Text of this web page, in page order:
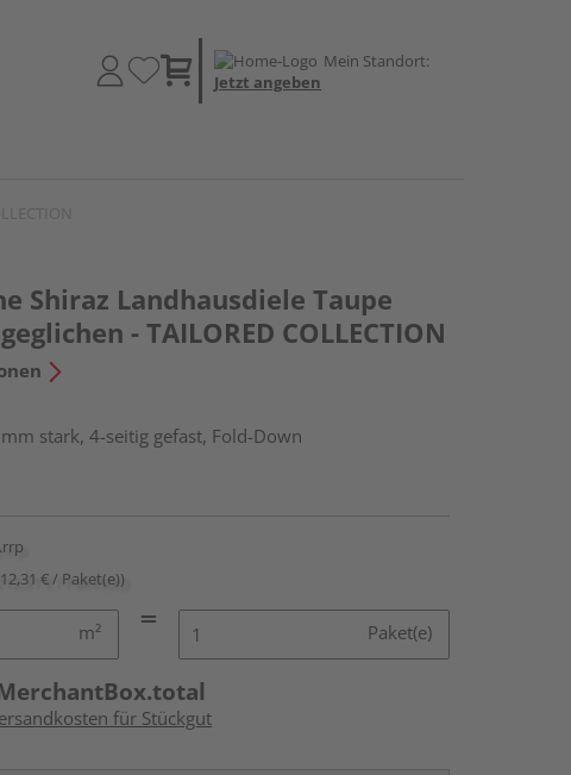
Mein Standort:
Jetzt angeben
Shiraz Landhausdiele Taupe
- TAILORED COLLECTION
stark, 4-seitig gefast, Fold-Down
€ / Paket(e))
m² Paket(e)
für Stückgut